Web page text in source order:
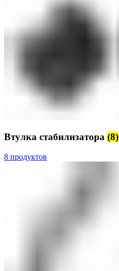
Втулка стабилизатора (8)
8 продуктов